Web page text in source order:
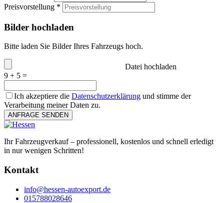
Preisvorstellung *
Bilder hochladen
Bitte laden Sie Bilder Ihres Fahrzeugs hoch.
Datei hochladen
9 + 5 =
Ich akzeptiere die Datenschutzerklärung und stimme der
Verarbeitung meiner Daten zu.
ANFRAGE SENDEN
Ihr Fahrzeugverkauf – professionell, kostenlos und schnell erledigt
in nur wenigen Schritten!
Kontakt
info@hessen-autoexport.de
015788028646